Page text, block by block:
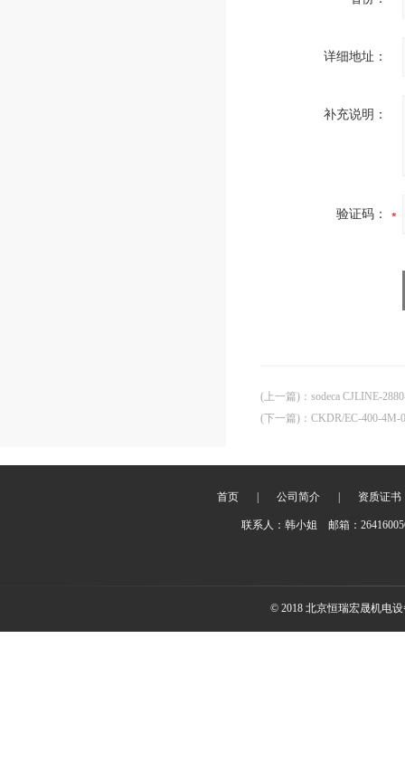
详细地址：
补充说明：
验证码：
(上一篇) ： sodeca CJLINE-
(下一篇) ： CKDR/EC-400-4M-
首页 公司简介 资质证书
联系人：韩小姐 邮箱：
© 2018 北京恒瑞宏晟机电